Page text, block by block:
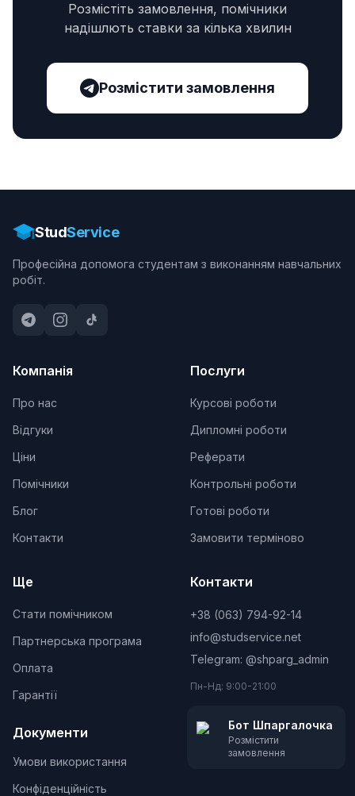
Розмістіть замовлення, помічники
надішлють ставки за кілька хвилин
Розмістити замовлення
StudService
Професійна допомога студентам з виконанням навчальних
робіт.
Компанія
Про нас
Відгуки
Ціни
Помічники
Блог
Контакти
Послуги
Курсові роботи
Дипломні роботи
Реферати
Контрольні роботи
Готові роботи
Замовити терміново
Ще
Стати помічником
Партнерська програма
Оплата
Гарантії
Документи
Умови використання
Конфіденційність
Контакти
+38 (063) 794-92-14
info@studservice.net
Telegram: @shparg_admin
Пн-Нд: 9:00-21:00
Бот Шпаргалочка
Розмістити
замовлення